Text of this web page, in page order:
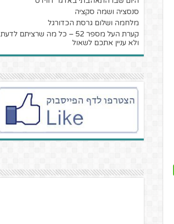
סנסציה ושמה סקציה
מלחמה ושלום גרסת הכדורגל
קערת העל מספר 52 – כל מה שרציתם לדעת
ולא עניין אתכם לשאול